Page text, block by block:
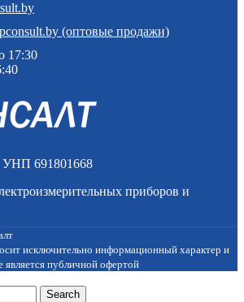
(оптовые продажи)
17:30
691801668
приборов и
исключительно информационный характер и
является публичной офертой
Search